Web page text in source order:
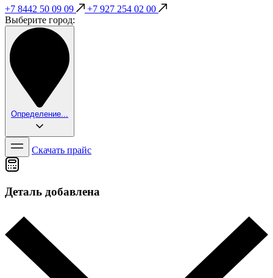
+7 8442 50 09 09
+7 927 254 02 00
Выберите город:
Определение...
Скачать прайс
Деталь добавлена